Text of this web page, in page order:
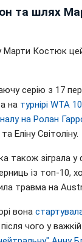
та шлях
Марти Костюк
серію з 17
на турнірі WTA
на Ролан
Еліну Світоліну.
також зіграла у
із топ-10,
травма на
вона
чого у